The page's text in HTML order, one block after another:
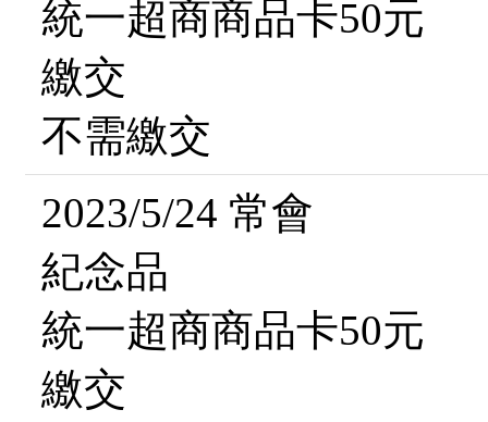
統一超商商品卡50元
繳交
不需繳交
2023/5/24 常會
紀念品
統一超商商品卡50元
繳交